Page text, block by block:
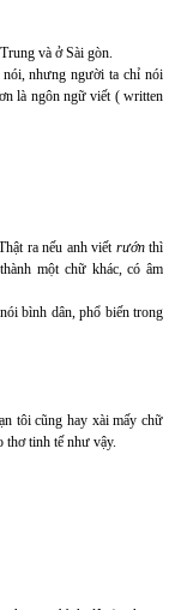
và ở Sài gòn.
nhưng người ta chỉ nói
là ngôn ngữ viết ( written
ra nếu anh viết rướnthì
một chữ khác, có âm
bình dân, phổ biến trong
tôi cũng hay xài mấy chữ
thơ tinh tế như vậy.